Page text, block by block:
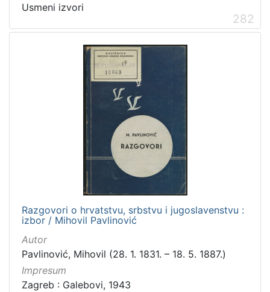
Usmeni izvori
282
Razgovori o hrvatstvu, srbstvu i jugoslavenstvu :
izbor / Mihovil Pavlinović
Autor
Pavlinović, Mihovil (28. 1. 1831. – 18. 5. 1887.)
Impresum
Zagreb : Galebovi, 1943